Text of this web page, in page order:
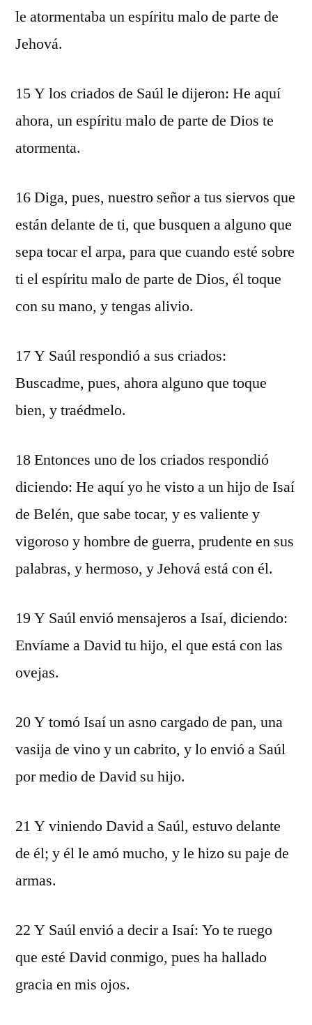
le atormentaba un espíritu malo de parte de
Jehová.
15 Y los criados de Saúl le dijeron: He aquí
ahora, un espíritu malo de parte de Dios te
atormenta.
16 Diga, pues, nuestro señor a tus siervos que
están delante de ti, que busquen a alguno que
sepa tocar el arpa, para que cuando esté sobre
ti el espíritu malo de parte de Dios, él toque
con su mano, y tengas alivio.
17 Y Saúl respondió a sus criados:
Buscadme, pues, ahora alguno que toque
bien, y traédmelo.
18 Entonces uno de los criados respondió
diciendo: He aquí yo he visto a un hijo de Isaí
de Belén, que sabe tocar, y es valiente y
vigoroso y hombre de guerra, prudente en sus
palabras, y hermoso, y Jehová está con él.
19 Y Saúl envió mensajeros a Isaí, diciendo:
Envíame a David tu hijo, el que está con las
ovejas.
20 Y tomó Isaí un asno cargado de pan, una
vasija de vino y un cabrito, y lo envió a Saúl
por medio de David su hijo.
21 Y viniendo David a Saúl, estuvo delante
de él; y él le amó mucho, y le hizo su paje de
armas.
22 Y Saúl envió a decir a Isaí: Yo te ruego
que esté David conmigo, pues ha hallado
gracia en mis ojos.